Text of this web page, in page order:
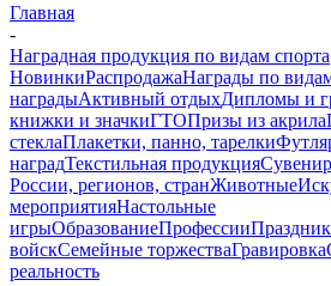
Главная
-
Наградная продукция по видам спорта
НовинкиРаспродажаНаграды по
наградыАктивный отдыхДипломы и
книжки и значкиГТОПризы из акрила
стеклаПлакетки, панно, тарелки
наградТекстильная продукция
России, регионов, странЖивотные
мероприятияНастольные
игрыОбразованиеПрофессии
войскСемейные торжестваГравировка
реальность